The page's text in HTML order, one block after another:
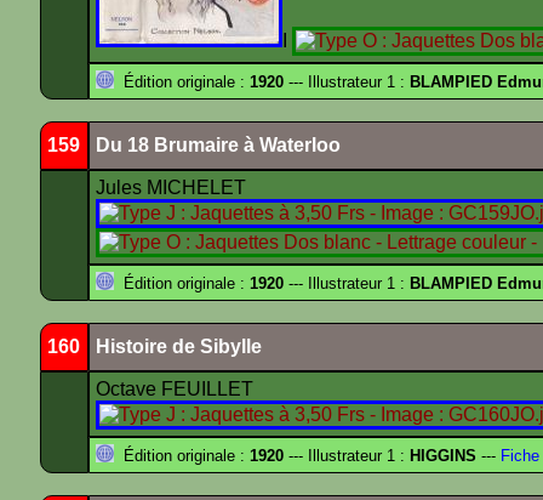
Édition originale : 1920 --- Illustrateur 1 : BLAMPIED
159 Du 18 Brumaire à Waterloo
Jules MICHELET
Édition originale : 1920 --- Illustrateur 1 : BLAMPIED
160 Histoire de Sibylle
Octave FEUILLET
Édition originale : 1920 --- Illustrateur 1 : HIGGINS ---